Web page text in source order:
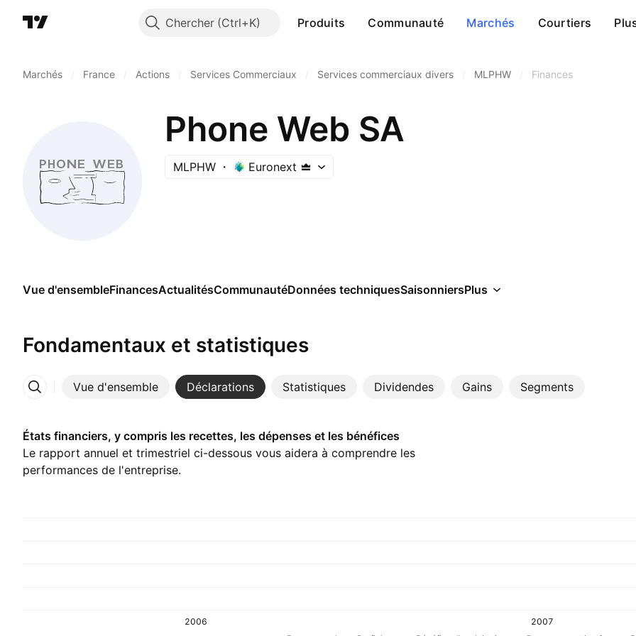
Chercher Produits Communauté Marchés Courtiers
Marchés France Actions Services Commerciaux Services commerciaux divers MLPHW Finances
Phone Web SA
MLPHW Euronext
Vue d'ensembleFinancesActualitésCommunautéDonnées techniquesSaisonniersPlus
Fondamentaux et statistiques
Vue d'ensemble Déclarations Statistiques Dividendes Gains Segments
Plus
États financiers, y compris les recettes, les dépenses et les bénéfices
Le rapport annuel et trimestriel ci-dessous vous aidera à comprendre les
performances de l'entreprise.
2006
2007